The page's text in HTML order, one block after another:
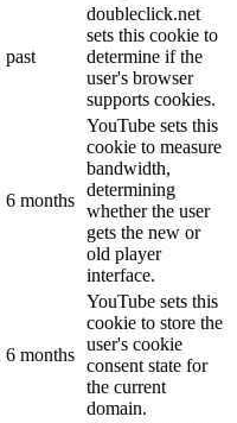
past
doubleclick.net
sets this cookie to
determine if the
user's browser
supports cookies.
6 months
YouTube sets this
cookie to measure
bandwidth,
determining
whether the user
gets the new or
old player
interface.
6 months
YouTube sets this
cookie to store the
user's cookie
consent state for
the current
domain.